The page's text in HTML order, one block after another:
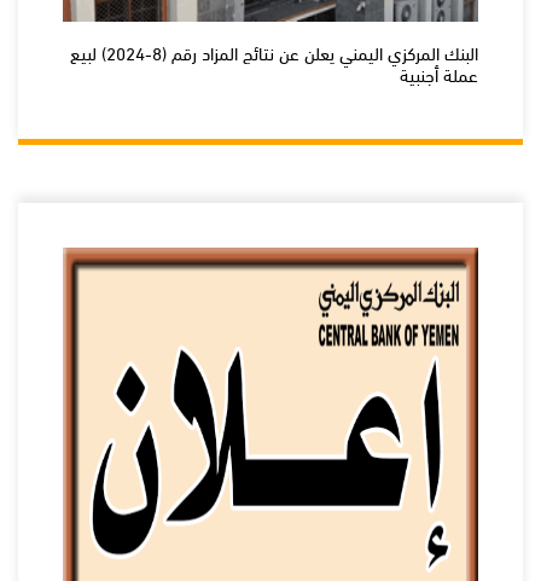
البنك المركزي اليمني يعلن عن نتائج المزاد رقم (8-2024) لبيع
عملة أجنبية